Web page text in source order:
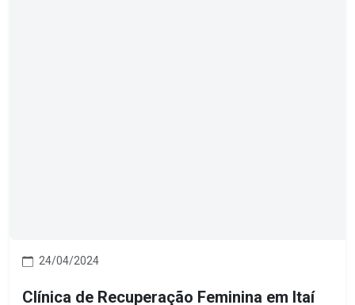
24/04/2024
Clínica de Recuperação Feminina em Itaí